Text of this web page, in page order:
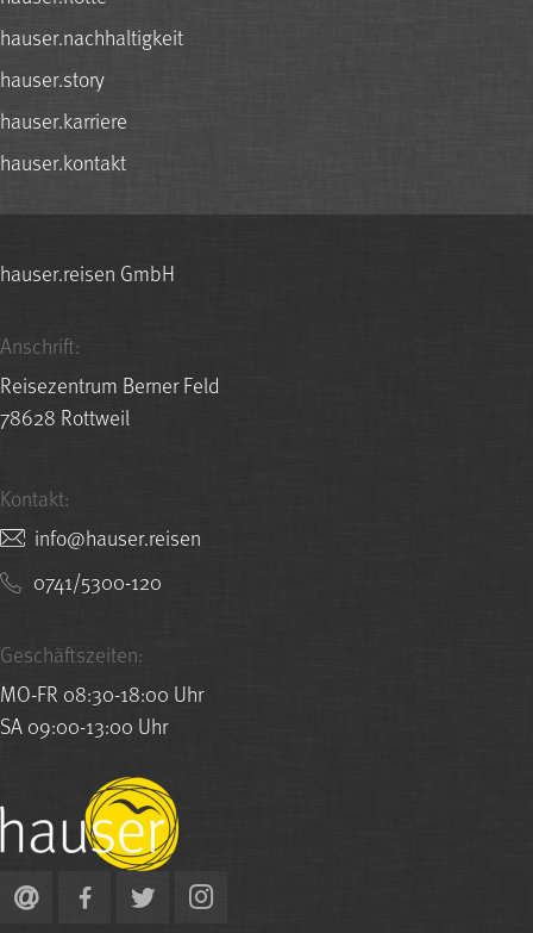
hauser.nachhaltigkeit
hauser.story
hauser.karriere
hauser.kontakt
hauser.reisen GmbH
Anschrift:
Reisezentrum Berner Feld
78628 Rottweil
Kontakt:
nesier.resuah@ofni
0741/5300-120
Geschäftszeiten:
MO-FR 08:30-18:00 Uhr
SA 09:00-13:00 Uhr